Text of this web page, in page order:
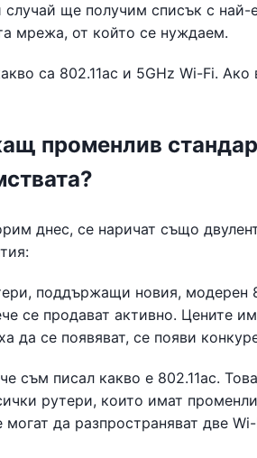
случай ще получим списък с
мрежа, от който се нуждаем.
са 802.11ac и 5GHz Wi-Fi. Ако
променлив
днес, се наричат ​​също
поддържащи новия, модерен
се продават активно. Цените
да се появяват, се появи
съм писал какво е 802.11ac.
рутери, които имат
могат да разпространяват две